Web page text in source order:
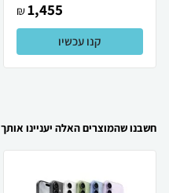
1,455
₪
קנו עכשיו
חשבנו שהמוצרים האלה יעניינו אותך